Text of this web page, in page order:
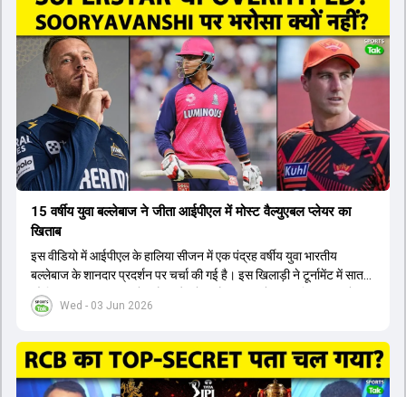
दौड़ से बाहर हैं। आगामी सीरीज के लिए वैभव सूर्यवंशी को तीसरे ओपनर के तौर पर
टीम में शामिल किया जाएगा, जबकि अभिषेक शर्मा और संजू सैमसन पहली पसंद
होंगे। इसके अलावा नीतीश रेड्डी को बतौर ऑलराउंडर ज्यादा मौके मिलेंगे। अजीत
अगरकर की अगुवाई वाली चयन समिति और कोच गौतम गंभीर आगामी टी20 वर्ल्ड
कप और 2028 ओलंपिक के लिए लंबी अवधि का विजन लेकर चल रहे हैं।
Wed - 03 Jun 2026
15 वर्षीय युवा बल्लेबाज ने जीता आईपीएल में मोस्ट वैल्युएबल प्लेयर का
खिताब
इस वीडियो में आईपीएल के हालिया सीजन में एक पंद्रह वर्षीय युवा भारतीय
बल्लेबाज के शानदार प्रदर्शन पर चर्चा की गई है। इस खिलाड़ी ने टूर्नामेंट में सात
सौ छिहत्तर रन बनाकर ऑरेंज कैप और मोस्ट वैल्युएबल प्लेयर का खिताब अपने नाम
किया है। वीडियो में बताया गया है कि ऑस्ट्रेलियाई टीम के वर्तमान कप्तान और
ऑस्ट्रेलियाई कप्तान के अनुसार, शुरुआत में लोगों को इस खिलाड़ी के प्रदर्शन पर
संदेह था, लेकिन अब उसने खुद को एक बेहतरीन बल्लेबाज साबित कर दिया है जो
गेंद को बाउंड्री के काफी पार मारने की क्षमता रखता है। वहीं, इंग्लैंड के पूर्व कप्तान